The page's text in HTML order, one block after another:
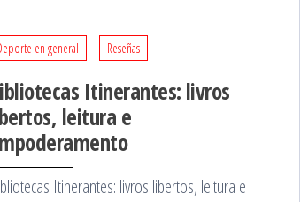
en general Reseñas
Itinerantes: livros
leitura e
Itinerantes: livros libertos, leitura e